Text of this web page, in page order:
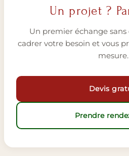
Un projet ?
Un premier échange
cadrer votre besoin et vous
mesure.
Devis
Prendre